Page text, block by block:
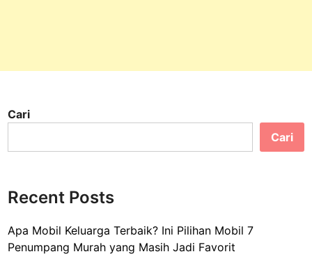
Cari
Cari
Recent Posts
Apa Mobil Keluarga Terbaik? Ini Pilihan Mobil 7
Penumpang Murah yang Masih Jadi Favorit